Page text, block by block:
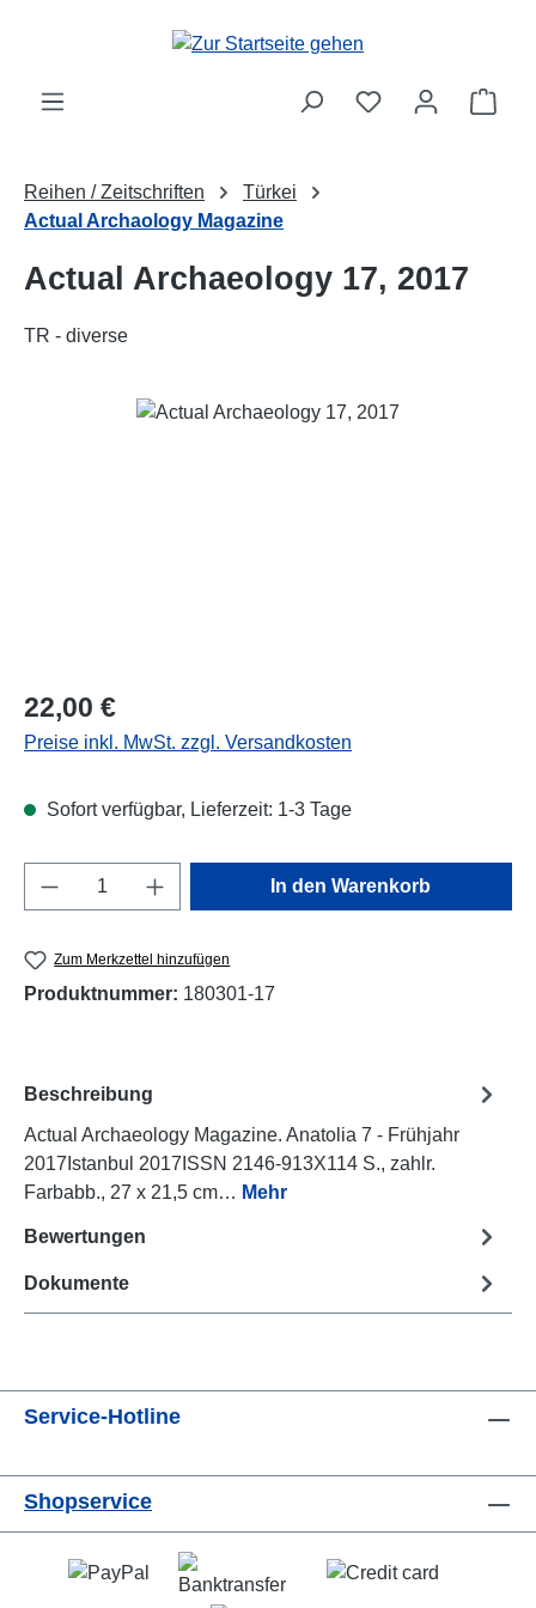
Zum Hauptinhalt springen
Reihen / Zeitschriften
Türkei
Actual Archaology Magazine
Actual Archaeology 17, 2017
TR - diverse
Bildergalerie überspringen
Regulärer Preis:
22,00 €
Preise inkl. MwSt. zzgl. Versandkosten
Sofort verfügbar, Lieferzeit: 1-3 Tage
Produkt Anzahl: Gib den gewünschten
In den Warenkorb
Zum Merkzettel hinzufügen
Produktnummer: 180301-17
Beschreibung
Actual Archaeology Magazine. Anatolia 7 - Frühjahr
2017Istanbul 2017ISSN 2146-913X114 S., zahlr.
Farbabb., 27 x 21,5 cm… Mehr
Bewertungen
Dokumente
Service-Hotline
Shopservice